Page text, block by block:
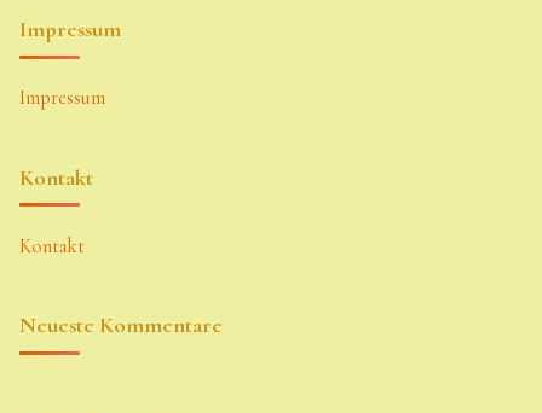
Impressum
Impressum
Kontakt
Kontakt
Neueste Kommentare